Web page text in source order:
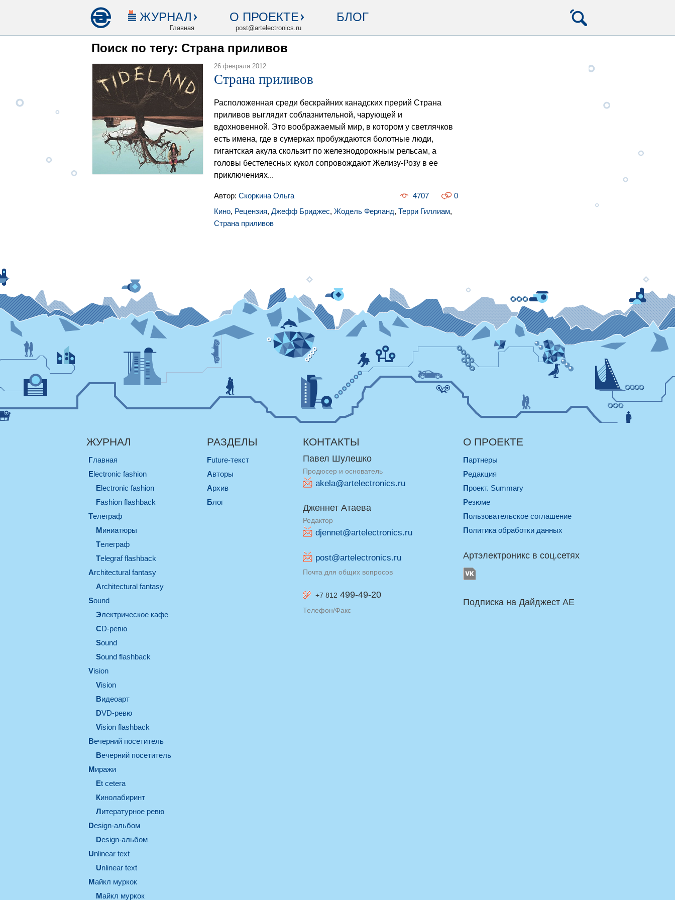
ЖУРНАЛ
Главная
О ПРОЕКТЕ
post@artelectronics.ru
БЛОГ
Поиск по тегу: Страна приливов
26 февраля 2012
Страна приливов
Расположенная среди бескрайних канадских прерий Страна
приливов выглядит соблазнительной, чарующей и
вдохновенной. Это воображаемый мир, в котором у светлячков
есть имена, где в сумерках пробуждаются болотные люди,
гигантская акула скользит по железнодорожным рельсам, а
головы бестелесных кукол сопровождают Желизу-Розу в ее
приключениях...
Автор: Скоркина Ольга 0
4707
Кино, Рецензия, Джефф Бриджес, Жодель Ферланд, Терри Гиллиам,
Страна приливов
ЖУРНАЛ
Главная
electronic fashion
electronic fashion
Fashion flashback
телеграф
миниатюры
телеграф
Telegraf flashback
architectural fantasy
architectural fantasy
sound
электрическое кафе
CD-ревю
sound
Sound flashback
vision
vision
видеоарт
DVD-ревю
Vision flashback
вечерний посетитель
вечерний посетитель
миражи
et cetera
кинолабиринт
литературное ревю
design-альбом
design-альбом
unlinear text
Unlinear text
майкл муркок
майкл муркок
РАЗДЕЛЫ
Future-текст
Авторы
Архив
Блог
КОНТАКТЫ
Павел Шулешко
Продюсер и основатель
akela@artelectronics.ru
Дженнет Атаева
Редактор
djennet@artelectronics.ru
post@artelectronics.ru
Почта для общих вопросов
+7 812 499-49-20
Телефон/Факс
О ПРОЕКТЕ
Партнеры
Редакция
Проект. Summary
Резюме
Пользовательское соглашение
Политика обработки данных
Артэлектроникс в соц.сетях
Подписка на Дайджест AE